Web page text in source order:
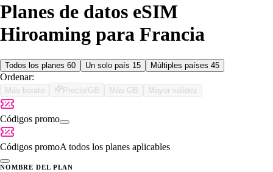
Planes de datos eSIM
Hiroaming para Francia
Todos los planes 60 Un solo país 15 Múltiples países 45
Ordenar:
Más barato Precio/GB Más GB Mayor validez
Códigos promo
Códigos promoA todos los planes aplicables
NOMBRE DEL PLAN